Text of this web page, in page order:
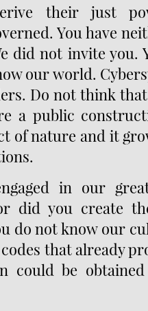
their just
You have
did not invite you.
our world.
Do not think
a public
of nature and it
in our
did you create
do not know our
that already
could be